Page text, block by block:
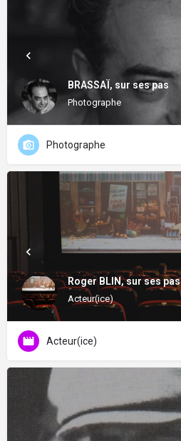
BRASSAÏ, sur ses pas
Photographe
Photographe
Roger BLIN, sur ses pas
Acteur(ice)
Acteur(ice)